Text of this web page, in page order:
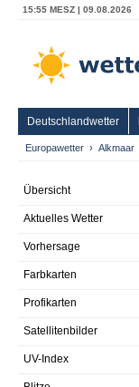
15:55 MESZ | 09.08.2026
Deutschlandwetter
Europawetter Alkmaar
Übersicht
Aktuelles Wetter
Vorhersage
Farbkarten
Profikarten
Satellitenbilder
UV-Index